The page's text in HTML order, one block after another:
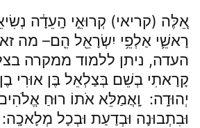
אֵ֚לֶּה (קריאי) קְרוּאֵ֣י הָֽעֵדָ֔ה
רָאשֵׁ֛י אַלְפֵ֥י יִשְׂרָאֵ֖ל הֵֽם– מה
העדה, ניתן ללמוד ממקרה
קָרָאתִי בְשֵׁם בְּצַלְאֵל בֶּן אוּרִי
יְהוּדָֽה: וָֽאֲמַלֵּא אֹתוֹ רוּחַ
וּבִתְבוּנָה וּבְדַעַת וּבְכָל